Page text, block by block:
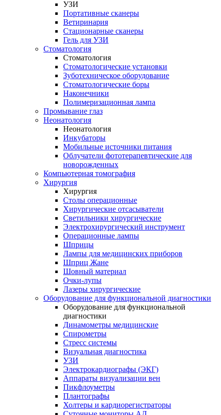
УЗИ
Портативные сканеры
Ветиринария
Стационарные сканеры
Гель для УЗИ
Стоматология
Стоматология
Стоматологические установки
Зуботехническое оборудование
Стоматологические боры
Наконечники
Полимеризационная лампа
Промывание глаз
Неонатология
Неонатология
Инкубаторы
Мобильные источники питания
Облучатели фототерапевтические для
новорожденных
Компьютерная томография
Хирургия
Хирургия
Столы операционные
Хирургические отсасыватели
Светильники хирургические
Электрохирургический инструмент
Операционные лампы
Шприцы
Лампы для медицинских приборов
Шприц Жане
Шовный материал
Очки-лупы
Лазеры хирургические
Оборудование для функциональной диагностики
Оборудование для функциональной
диагностики
Динамометры медицинские
Спирометры
Стресс системы
Визуальная диагностика
УЗИ
Электрокардиографы (ЭКГ)
Аппараты визуализации вен
Пикфлоуметры
Плантографы
Холтеры и кардиорегистраторы